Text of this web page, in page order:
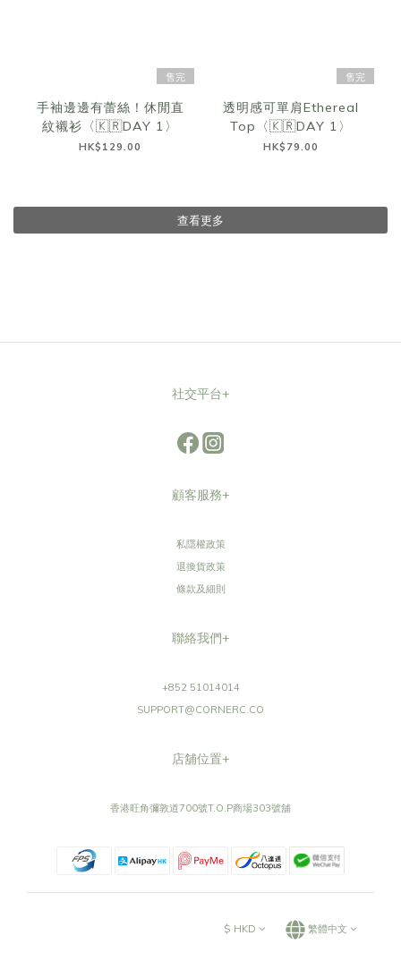
售完
手袖邊邊有蕾絲！休閒直
紋襯衫〈🇰🇷DAY 1〉
HK$129.00
售完
透明感可單肩Ethereal
Top〈🇰🇷DAY 1〉
HK$79.00
查看更多
社交平台+
顧客服務+
私隱權政策
退換貨政策
條款及細則
聯絡我們+
+852 51014014
SUPPORT@CORNERC.CO
店舖位置+
香港旺角彌敦道700號T.O.P商場303號舖
$ HKD 繁體中文